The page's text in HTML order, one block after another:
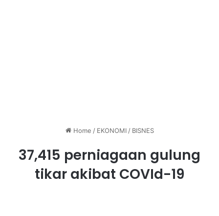
Home / EKONOMI / BISNES
37,415 perniagaan gulung
tikar akibat COVId-19